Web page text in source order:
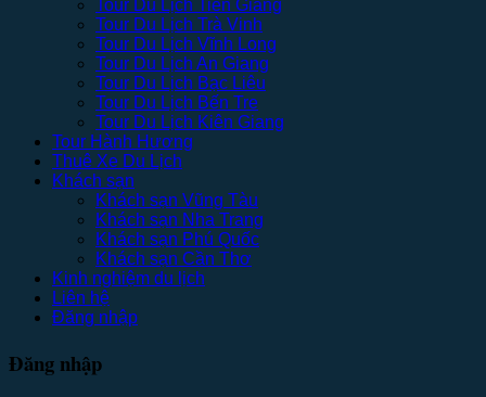
Tour Du Lịch Tiền Giang
Tour Du Lịch Trà Vinh
Tour Du Lịch Vĩnh Long
Tour Du Lịch An Giang
Tour Du Lịch Bạc Liêu
Tour Du Lịch Bến Tre
Tour Du Lịch Kiên Giang
Tour Hành Hương
Thuê Xe Du Lịch
Khách sạn
Khách sạn Vũng Tàu
Khách sạn Nha Trang
Khách sạn Phú Quốc
Khách sạn Cần Thơ
Kinh nghiệm du lịch
Liên hệ
Đăng nhập
Đăng nhập